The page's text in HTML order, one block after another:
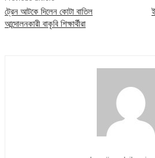
ট্রেন আটকে দিলেন কোটা বাতিল
আন্দোলনকারী বাকৃবি শিক্ষার্থীরা